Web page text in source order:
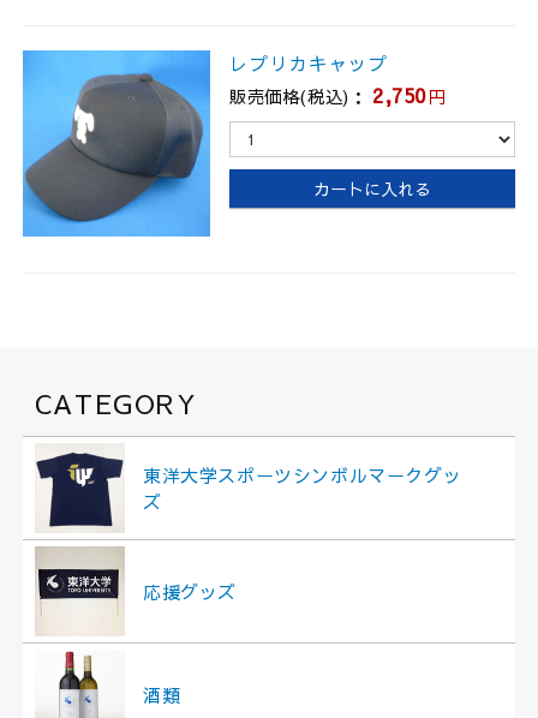
レプリカキャップ
販売価格(税込)： 2,750円
CATEGORY
東洋大学スポーツシンボルマークグッ
ズ
応援グッズ
酒類